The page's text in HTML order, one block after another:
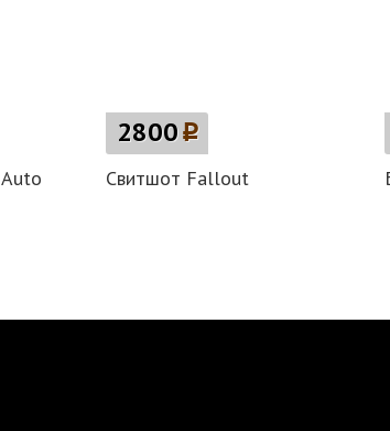
2800p
Свитшот Fallout